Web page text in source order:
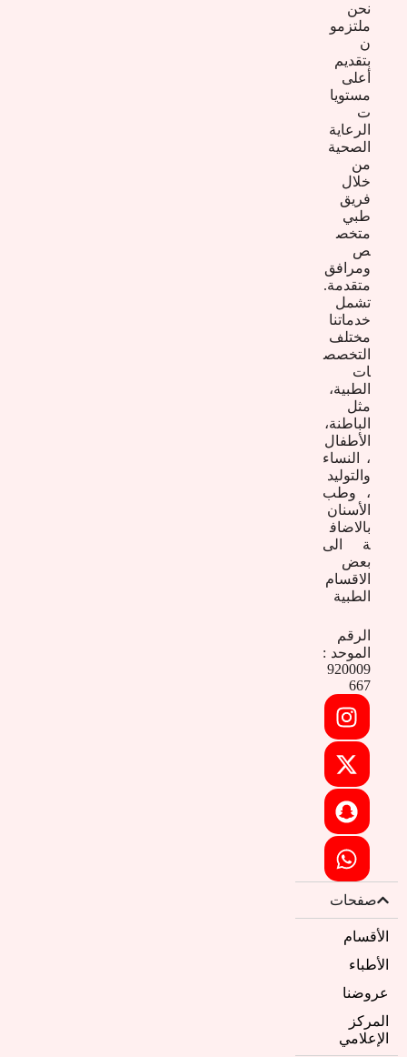
نحن
ملتزمو
ن
بتقديم
أعلى
مستويا
ت
الرعاية
الصحية
من
خلال
فريق
طبي
متخص
ص
ومرافق
متقدمة.
تشمل
خدماتنا
مختلف
التخصص
ات
الطبية،
مثل
الباطنة،
الأطفال
، النساء
والتوليد
، وطب
الأسنان
بالاضاف
ة الى
بعض
الاقسام
الطبية
الرقم
الموحد :
920009
667
صفحات
الأقسام
الأطباء
عروضنا
المركز
الإعلامي